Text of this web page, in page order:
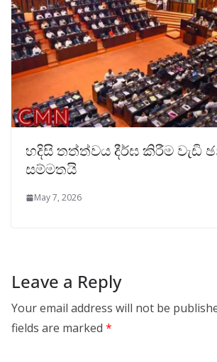
හදිසි තත්ත්වය දීර්ඝ කිරීම වැඩි
සම්මතයි
May 7, 2026
Leave a Reply
Your email address will not be
fields are marked *